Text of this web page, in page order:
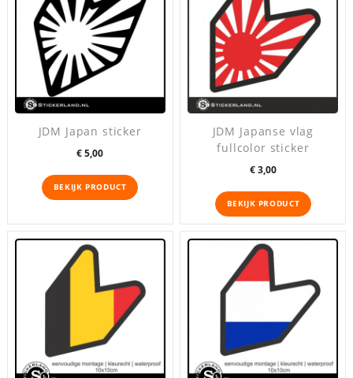
JDM Japan sticker
Prijs
€ 5,00
BEKIJK PRODUCT
JDM Japanse vlag
fullcolor sticker
Prijs
€ 3,00
BEKIJK PRODUCT